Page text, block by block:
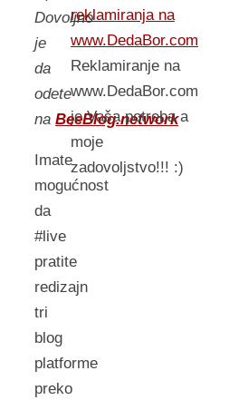
Dovoljno
je
da
odete
na BeeBlog.network
Imate
mogućnost
da
#live
pratite
redizajn
tri
blog
platforme
preko
reklamiranja na
www.DedaBor.com
Reklamiranje na
www.DedaBor.com
je Vaša potreba a
moje
zadovoljstvo!!! :)